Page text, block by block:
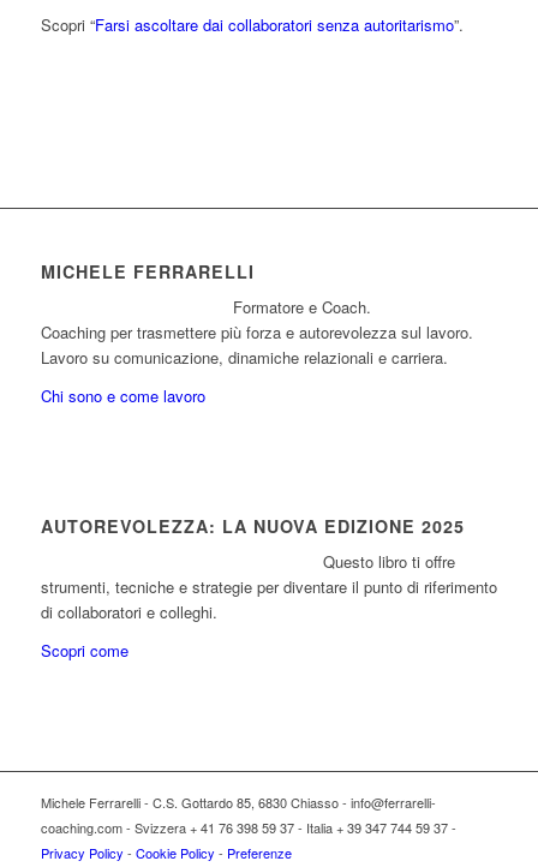
Scopri “Farsi ascoltare dai collaboratori senza autoritarismo”.
MICHELE FERRARELLI
Formatore e Coach.
Coaching per trasmettere più forza e autorevolezza sul lavoro.
Lavoro su comunicazione, dinamiche relazionali e carriera.
Chi sono e come lavoro
AUTOREVOLEZZA: LA NUOVA EDIZIONE 2025
Questo libro ti offre
strumenti, tecniche e strategie per diventare il punto di riferimento
di collaboratori e colleghi.
Scopri come
Michele Ferrarelli - C.S. Gottardo 85, 6830 Chiasso - info@ferrarelli-
coaching.com - Svizzera + 41 76 398 59 37 - Italia + 39 347 744 59 37 -
Privacy Policy - Cookie Policy - Preferenze